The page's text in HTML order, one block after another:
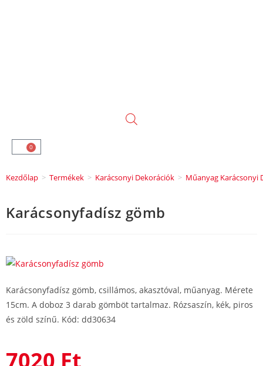
0
Kezdőlap > Termékek > Karácsonyi Dekorációk > Műanyag Karácsonyi
Karácsonyfadísz gömb
Karácsonyfadísz gömb, csillámos, akasztóval, műanyag. Mérete
15cm. A doboz 3 darab gömböt tartalmaz. Rózsaszín, kék, piros
és zöld színű. Kód: dd30634